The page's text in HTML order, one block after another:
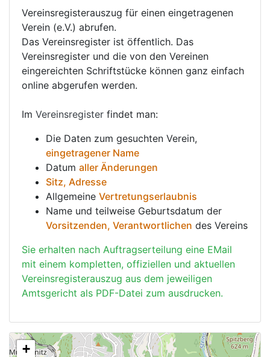
Vereinsregisterauszug für einen eingetragenen
Verein (e.V.) abrufen.
Das Vereinsregister ist öffentlich. Das
Vereinsregister und die von den Vereinen
eingereichten Schriftstücke können ganz einfach
online abgerufen werden.
Im Vereinsregister findet man:
Die Daten zum gesuchten Verein,
eingetragener Name
Datum aller Änderungen
Sitz, Adresse
Allgemeine Vertretungserlaubnis
Name und teilweise Geburtsdatum der
Vorsitzenden, Verantwortlichen des Vereins
Sie erhalten nach Auftragserteilung eine EMail
mit einem kompletten, offiziellen und aktuellen
Vereinsregisterauszug aus dem jeweiligen
Amtsgericht als PDF-Datei zum ausdrucken.
+